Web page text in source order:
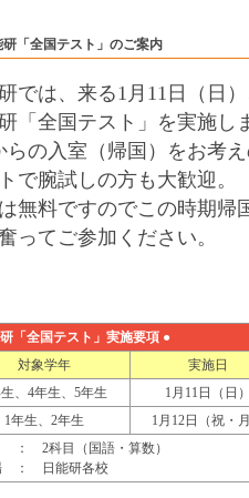
研「全国テスト」のご案内
では、来る1月11日（日
「全国テスト」を実施し
らの入室（帰国）をお考
で腕試しの方も大歓迎。
無料ですのでこの時期帰
ってご参加ください。
「全国テスト」実施要項 ●
対象学年
実施日
、4年生、5年生
1月11日（日
1年生、2年生
1月12日（祝・
： 2科目（国語・算数）
： 日能研各校